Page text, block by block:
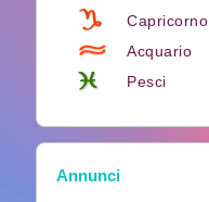
Capricorno
Acquario
Pesci
Annunci